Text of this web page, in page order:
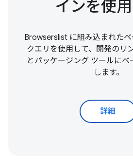
インを使
Browserslist に組み込まれた
クエリを使用して、開発のリ
とパッケージング ツールにベ
します。
詳細